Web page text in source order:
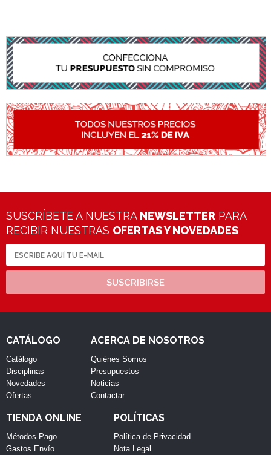
SUSCRÍBETE A NUESTRA NEWSLETTER PARA
RECIBIR NUESTRAS OFERTAS Y NOVEDADES
SUSCRIBIRSE
CATÁLOGO
Catálogo
Disciplinas
Novedades
Ofertas
ACERCA DE NOSOTROS
Quiénes Somos
Presupuestos
Noticias
Contactar
TIENDA ONLINE
Métodos Pago
Gastos Envío
POLÍTICAS
Política de Privacidad
Nota Legal